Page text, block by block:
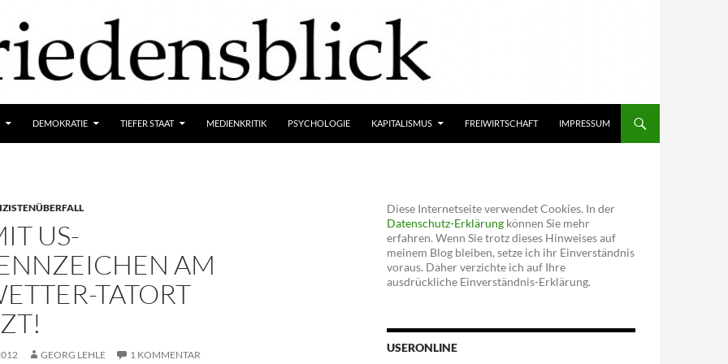
DEMOKRATIE TIEFER STAAT MEDIENKRITIK PSYCHOLOGIE KAPITALISMUS FREIWIRTSCHAFT IMPRESSUM
US-
AM
TATORT
GEORG LEHLE 1 KOMMENTAR
Diese Internetseite verwendet Cookies. In der
Datenschutz-Erklärung können Sie mehr
erfahren. Wenn Sie trotz dieses Hinweises auf
meinem Blog bleiben, setze ich ihr Einverständnis
voraus. Daher verzichte ich auf Ihre
ausdrückliche Einverständnis-Erklärung.
USERONLINE